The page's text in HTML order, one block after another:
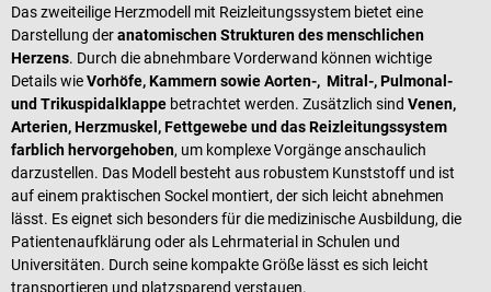
Das zweiteilige Herzmodell mit Reizleitungssystem bietet eine
Darstellung deranatomischen Strukturen des menschlichen
Herzens. Durch die abnehmbare Vorderwand können wichtige
Details wieVorhöfe, Kammern sowie Aorten-, Mitral-, Pulmonal-
und Trikuspidalklappe betrachtet werden. Zusätzlich sind Venen,
Arterien, Herzmuskel, Fettgewebe und das Reizleitungssystem
farblich hervorgehoben, um komplexe Vorgänge anschaulich
darzustellen. Das Modell besteht aus robustem Kunststoff und ist
auf einem praktischen Sockel montiert, der sich leicht abnehmen
lässt. Es eignet sich besonders für die medizinische Ausbildung, die
Patientenaufklärung oder als Lehrmaterial in Schulen und
Universitäten. Durch seine kompakte Größe lässt es sich leicht
transportieren und platzsparend verstauen.